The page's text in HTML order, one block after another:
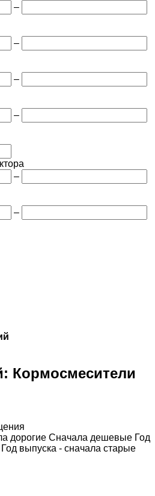
–
–
–
–
–
–
Кормосмесители
дорогие Сначала дешевые Год
Год выпуска - сначала старые